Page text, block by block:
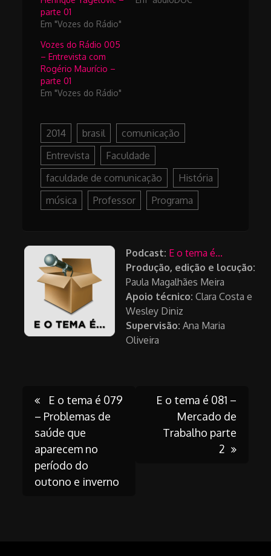
parte 01
Em "Vozes do Rádio"
Vozes do Rádio 005
– Entrevista com
Rogério Maurício –
parte 01
Em "Vozes do Rádio"
2014 brasil
comunicação
Entrevista
Faculdade
faculdade de comunicação
História
música
Professor Programa
Podcast: E o tema é...
Produção, edição e locução:
Paula Magalhães Meira
Apoio técnico: Clara Costa e
Wesley Diniz
Supervisão: Ana Maria
Oliveira
Post
navigation
E o tema é 079
– Problemas de
saúde que
aparecem no
período do
outono e inverno
E o tema é 081 –
Mercado de
Trabalho parte
2